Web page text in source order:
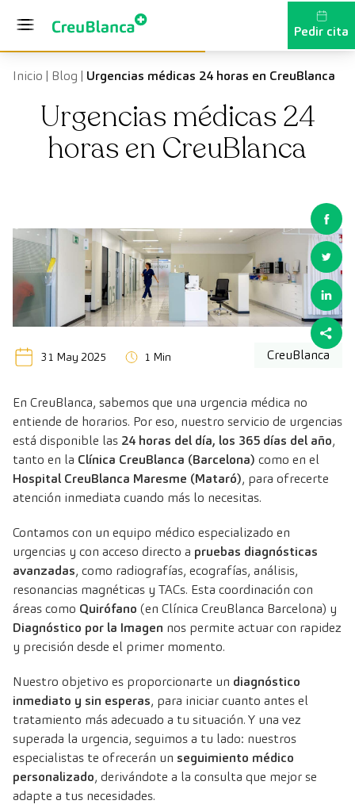
Pedir cita
Inicio | Blog | Urgencias médicas 24 horas en CreuBlanca
Urgencias médicas 24
horas en CreuBlanca
31 May 2025 1 Min CreuBlanca
En CreuBlanca, sabemos que una urgencia médica no
entiende de horarios. Por eso, nuestro servicio de urgencias
está disponible las 24 horas del día, los 365 días del año,
tanto en la Clínica CreuBlanca (Barcelona) como en el
Hospital CreuBlanca Maresme (Mataró), para ofrecerte
atención inmediata cuando más lo necesitas.
Contamos con un equipo médico especializado en
urgencias y con acceso directo a pruebas diagnósticas
avanzadas, como radiografías, ecografías, análisis,
resonancias magnéticas y TACs. Esta coordinación con
áreas como Quirófano (en Clínica CreuBlanca Barcelona) y
Diagnóstico por la Imagen nos permite actuar con rapidez
y precisión desde el primer momento.
Nuestro objetivo es proporcionarte un diagnóstico
inmediato y sin esperas, para iniciar cuanto antes el
tratamiento más adecuado a tu situación. Y una vez
superada la urgencia, seguimos a tu lado: nuestros
especialistas te ofrecerán un seguimiento médico
personalizado, derivándote a la consulta que mejor se
adapte a tus necesidades.